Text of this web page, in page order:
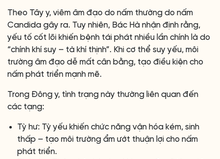
Theo Tây y, viêm âm đạo do nấm thường do nấm
Candida gây ra. Tuy nhiên, Bác Hà nhận định rằng,
yếu tố cốt lõi khiến bệnh tái phát nhiều lần chính là do
“chính khí suy – tà khí thịnh”. Khi cơ thể suy yếu, môi
trường âm đạo dễ mất cân bằng, tạo điều kiện cho
nấm phát triển mạnh mẽ.
Trong Đông y, tình trạng này thường liên quan đến
các tạng:
Tỳ hư: Tỳ yếu khiến chức năng vận hóa kém, sinh
thấp – tạo môi trường ẩm ướt thuận lợi cho nấm
phát triển.